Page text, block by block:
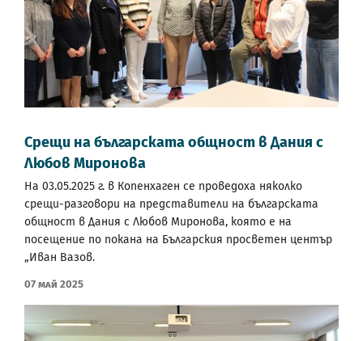
Срещи на българската общност в Дания с
Любов Миронова
На 03.05.2025 г. в Копенхаген се проведоха няколко
срещи-разговори на представители на българската
общност в Дания с Любов Миронова, която е на
посещение по покана на Българския просветен център
„Иван Вазов.
07 Май 2025